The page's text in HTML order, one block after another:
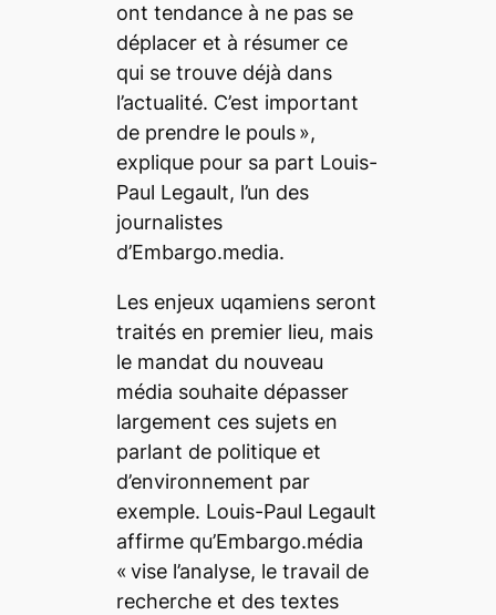
ont tendance à ne pas se
déplacer et à résumer ce
qui se trouve déjà dans
l’actualité. C’est important
de prendre le pouls »,
explique pour sa part Louis-
Paul Legault, l’un des
journalistes
d’Embargo.media.
Les enjeux uqamiens seront
traités en premier lieu, mais
le mandat du nouveau
média souhaite dépasser
largement ces sujets en
parlant de politique et
d’environnement par
exemple. Louis-Paul Legault
affirme qu’Embargo.média
«vise l’analyse, le travail de
recherche et des textes